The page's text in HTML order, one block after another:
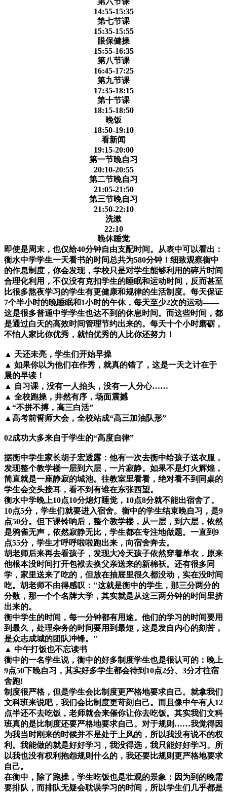
14:55-15:35
第七节课
15:35-15:55
眼保健操
15:55-16:35
第八节课
16:45-17:25
第九节课
17:35-18:15
第十节课
18:15-18:50
晚饭
18:50-19:10
看新闻
19:15-20:00
第一节晚自习
20:10-20:55
第二节晚自习
21:05-21:50
第三节晚自习
21:50-22:10
洗漱
22:10
晚休睡觉
即使是周末，也仅给40分钟自由支配时间。从表中可以看出：
衡水中学学生一天看书的时间总共为580分钟！细致观察衡中
的作息制度，你会发现，学校只是对学生能够利用的碎片时间
合理化利用，不仅没有克扣学生的睡眠和运动时间，反而甚至
比很多熬夜学习的学生有更健康和规律的生活制度。每天保证
7个半小时的晚睡眠和1小时的午休，每天至少2次的运动——
这是很多普通中学学生也达不到的休息时间。而这些时间，都
是通过白天的高效时间管理节约出来的。每天十个小时磨砺，
不怕人家比你优秀，就怕优秀的人比你还努力！
▲ 天还未亮，学生们开始早操
▲ 如果你以为他们在作秀，就真的错了，这是一天之计在于
晨的早读！
▲ 自习课，没有一人抬头，没有一人分心……
▲ 全校跑操，井然有序，场面震撼
▲ “不拼不搏，高三白活”
▲ 高考前誓师大会，全校站成“高三加油队形”
02成功大多来自于学生的“高度自律”
据衡中学生家长胡子宏透露：他有一次去衡中给孩子送衣服，
发现整个教学楼一层到六层，一片寂静。如果不是灯火辉煌，
简直就是一座静寂的城池。往教室里看看，绝对看不到同桌的
学生会交头接耳，看不到有谁在东张西望。
衡水中学晚上10点10分熄灯睡觉， 10点8分就不能出宿舍了。
10点5分，学生们就要进入宿舍。衡中的学生结束晚自习，是9
点50分。但下课铃响后，整个教学楼，从一层，到六层，依然
是鸦雀无声，依然寂静无比，学生都在专注地做题。一直到9
点55分，学生才呼呼啦啦跑出来，向宿舍奔去。
胡老师后来再去看孩子，发现大冷天孩子依然穿着单衣，原来
他根本没时间打开包袱去换父亲送来的新棉袄。还有很多同
学，家里送来了吃的，但放在抽屉里很久都没动，实在没时间
吃。胡老师不由得感叹： "这就是衡中的学生，那三分两分的
分数，那一个个名牌大学，其实就是从这三两分钟的时间里挤
出来的。
衡中学生的时间，每一分钟都有用途。他们的学习的时间要用
到最久，处理杂务的时间要用到最短，这是发自内心的刻苦，
是众志成城的团队冲锋。 "
▲ 中午打饭也不忘读书
衡中的一名学生说，衡中的好多制度学生也是很认可的：晚上
9点50下晚自习，其实好多学生都会待到 10点2分、 3分才往宿
舍跑!
制度很严格，但是学生会比制度更严格地要求自己。就拿我们
文科班来说吧，我们会比制度更苛刻自己。而且像中午有人12
点半还不去吃饭，老师就会来催你让你去吃饭。其实我们文科
班真的是比制度还要严格地要求自己。对于规则 ……我觉得因
为我当时刚来的时候并不是处于上风的，所以我没有说不的权
利。我能做的就是好好学习，我没得选，我只能好好学习。所
以我也没有权利抱怨规则什么的，我还要比规则更严格地要求
自己。
在衡中，除了跑操，学生吃饭也是壮观的景象：因为到的晚需
要排队，而排队无疑会耽误学习的时间，所以学生们几乎都是